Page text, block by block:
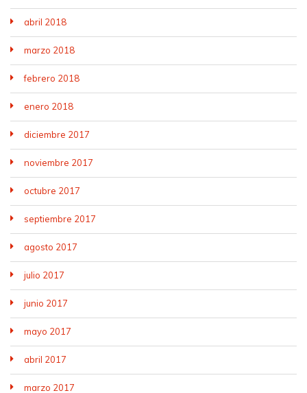
abril 2018
marzo 2018
febrero 2018
enero 2018
diciembre 2017
noviembre 2017
octubre 2017
septiembre 2017
agosto 2017
julio 2017
junio 2017
mayo 2017
abril 2017
marzo 2017